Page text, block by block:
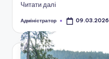
о
в
а
Читати далі
Опубліковано
Адміністратор 09.03.2026